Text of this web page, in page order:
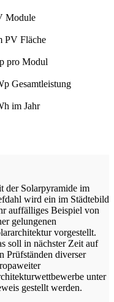
Module
PV Fläche
pro Modul
Gesamtleistung
im Jahr
der Solarpyramide im
wird ein im Städtebild
auffälliges Beispiel von
gelungenen
vorgestellt.
soll in nächster Zeit auf
Prüfständen diverser
unter
gestellt werden.